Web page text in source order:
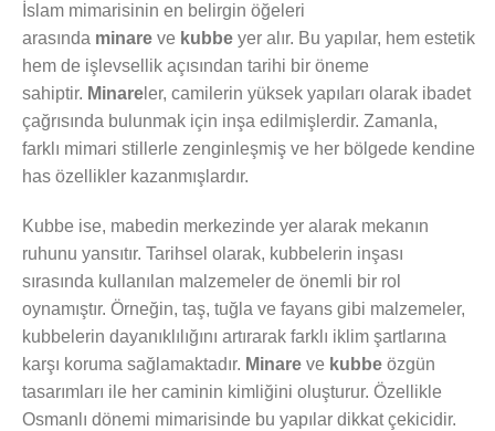
İslam mimarisinin en belirgin öğeleri
arasında minare ve kubbe yer alır. Bu yapılar, hem estetik
hem de işlevsellik açısından tarihi bir öneme
sahiptir. Minare ler, camilerin yüksek yapıları olarak ibadet
çağrısında bulunmak için inşa edilmişlerdir. Zamanla,
farklı mimari stillerle zenginleşmiş ve her bölgede kendine
has özellikler kazanmışlardır.
Kubbe ise, mabedin merkezinde yer alarak mekanın
ruhunu yansıtır. Tarihsel olarak, kubbelerin inşası
sırasında kullanılan malzemeler de önemli bir rol
oynamıştır. Örneğin, taş, tuğla ve fayans gibi malzemeler,
kubbelerin dayanıklılığını artırarak farklı iklim şartlarına
karşı koruma sağlamaktadır. Minare ve kubbe özgün
tasarımları ile her caminin kimliğini oluşturur. Özellikle
Osmanlı dönemi mimarisinde bu yapılar dikkat çekicidir.